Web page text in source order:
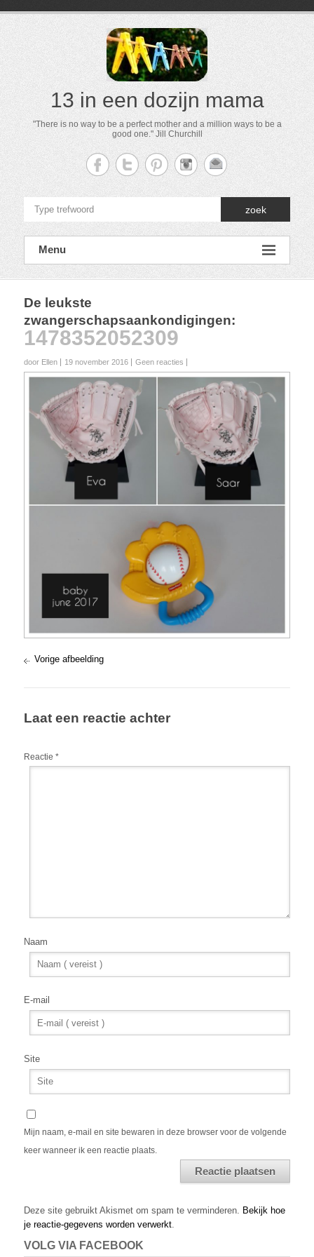
13 in een dozijn mama
"There is no way to be a perfect mother and a million ways to be a
good one." Jill Churchill
zoek
Menu
De leukste
zwangerschapsaankondigingen:
1478352052309
door Ellen 19 november 2016 Geen reacties
Vorige afbeelding
Laat een reactie achter
Reactie *
Naam
E-mail
Site
Mijn naam, e-mail en site bewaren in deze browser voor de volgende
keer wanneer ik een reactie plaats.
Deze site gebruikt Akismet om spam te verminderen. Bekijk hoe
je reactie-gegevens worden verwerkt.
VOLG VIA FACEBOOK